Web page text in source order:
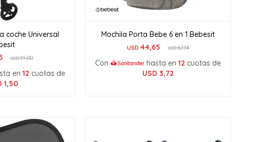
coche Universal
USD19,00
en12 cuotas de
1,50
Mochila Porta Bebe 6 en 1 Bebesit
USD 44,65 USD67,14
Con hasta en12 cuotas de
USD 3,72